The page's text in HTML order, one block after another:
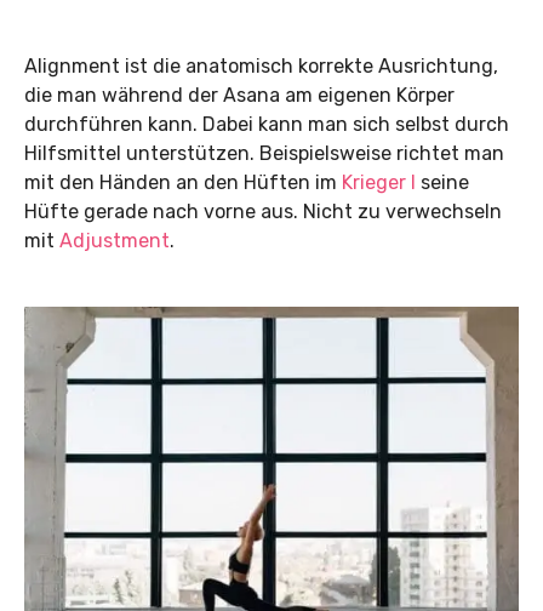
Alignment ist die anatomisch korrekte Ausrichtung,
die man während der Asana am eigenen Körper
durchführen kann. Dabei kann man sich selbst durch
Hilfsmittel unterstützen. Beispielsweise richtet man
mit den Händen an den Hüften im Krieger I
seine
Hüfte gerade nach vorne aus. Nicht zu verwechseln
mit Adjustment.